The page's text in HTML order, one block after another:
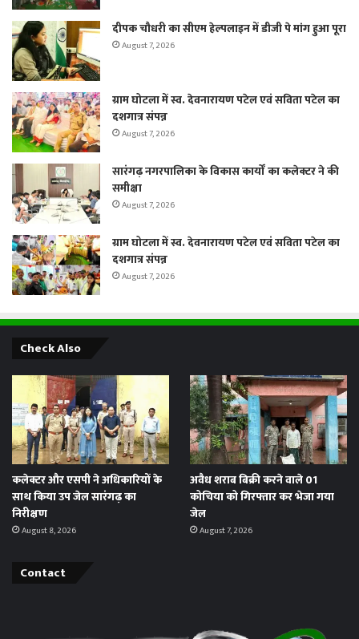
दीपक चौधरी का सीएम हेल्पलाइन में डीजी पे मांग हुआ पूरा
August 7, 2026
ग्राम घोटला में स्व. देवनारायण पटेल एवं सविता पटेल का
दशगात्र संपन्न
August 7, 2026
सारंगढ़ नगरपालिका के विकास कार्यों का कलेक्टर ने की
समीक्षा
August 7, 2026
ग्राम घोटला में स्व. देवनारायण पटेल एवं सविता पटेल का
दशगात्र संपन्न
August 7, 2026
Check Also
कलेक्टर और एसपी ने अधिकारियों के
साथ किया उप जेल सारंगढ़ का
निरीक्षण
August 8, 2026
अवैध शराब बिक्री करने वाले 01
कोचिया को गिरफ्तार कर भेजा गया
जेल
August 7, 2026
Contact